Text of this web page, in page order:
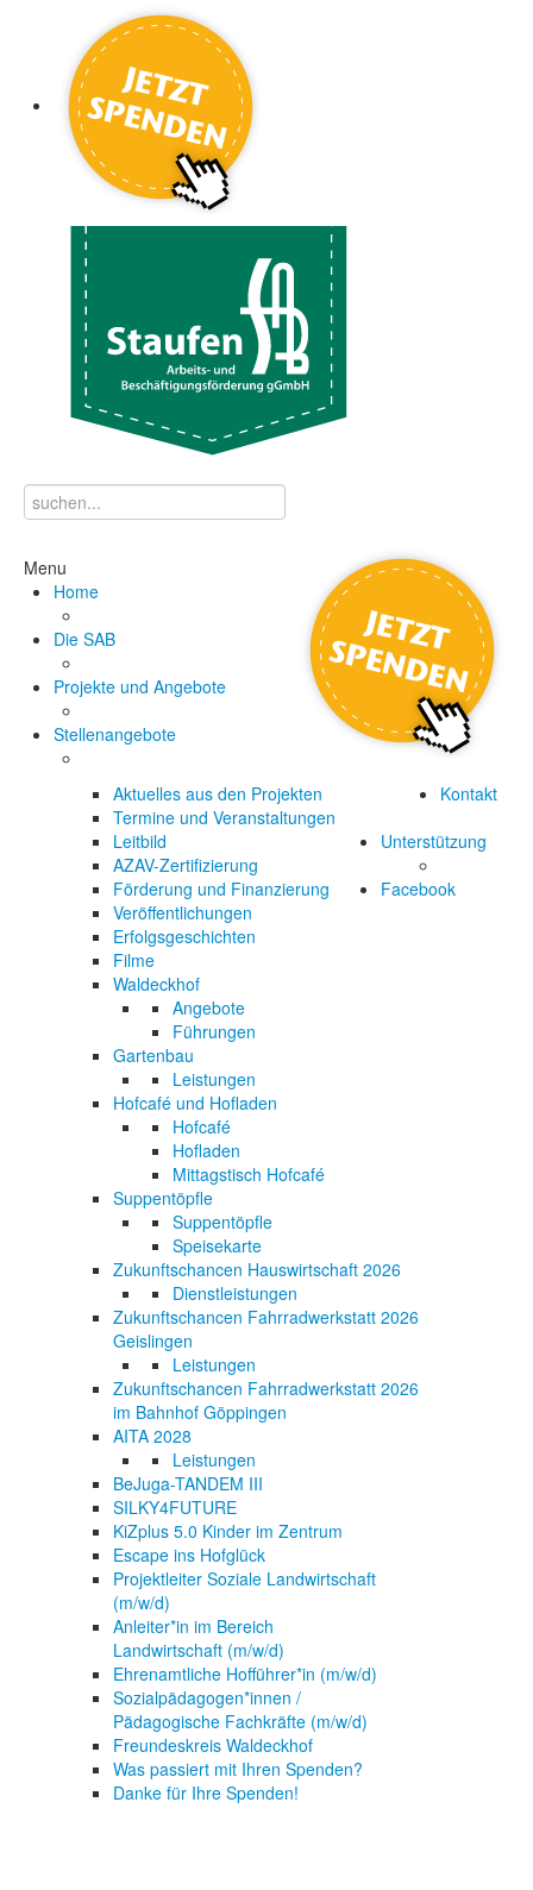
Menu
Home
Aktuelles aus den Projekten
Termine und Veranstaltungen
Die SAB
Leitbild
AZAV-Zertifizierung
Förderung und Finanzierung
Veröffentlichungen
Erfolgsgeschichten
Filme
Projekte und Angebote
Waldeckhof
Angebote
Führungen
Gartenbau
Leistungen
Hofcafé und Hofladen
Hofcafé
Hofladen
Mittagstisch Hofcafé
Suppentöpfle
Suppentöpfle
Speisekarte
Zukunftschancen Hauswirtschaft 2026
Dienstleistungen
Zukunftschancen Fahrradwerkstatt 2026
Geislingen
Leistungen
Zukunftschancen Fahrradwerkstatt 2026
im Bahnhof Göppingen
AITA 2028
Leistungen
BeJuga-TANDEM III
SILKY4FUTURE
KiZplus 5.0 Kinder im Zentrum
Escape ins Hofglück
Stellenangebote
Projektleiter Soziale Landwirtschaft
(m/w/d)
Anleiter*in im Bereich
Landwirtschaft (m/w/d)
Ehrenamtliche Hofführer*in (m/w/d)
Sozialpädagogen*innen /
Pädagogische Fachkräfte (m/w/d)
Kontakt
Unterstützung
Freundeskreis Waldeckhof
Was passiert mit Ihren Spenden?
Danke für Ihre Spenden!
Facebook